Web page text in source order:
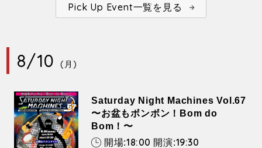
Pick Up Event一覧を見る
8/10(月)
Saturday Night Machines Vol.67
〜お盆もボンボン！Bom do
Bom！〜
開場:18:00 開演:19:30